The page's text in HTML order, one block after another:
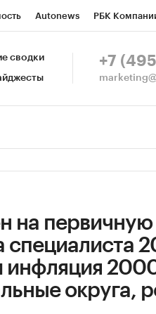
Autonews РБК
СПб Конференции СПб
сводки +7
на первичную
специалиста
инфляция
округа,